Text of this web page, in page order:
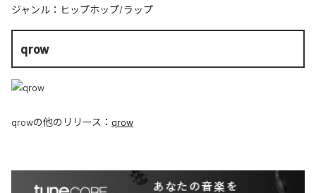
ジャンル： ヒップホップ/ラップ
qrow
qrowの他のリリース： qrow